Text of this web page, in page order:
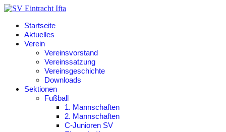
Startseite
Aktuelles
Verein
Vereinsvorstand
Vereinssatzung
Vereinsgeschichte
Downloads
Sektionen
Fußball
1. Mannschaften
2. Mannschaften
C-Junioren SV